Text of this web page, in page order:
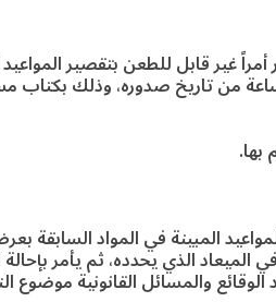
غير قابل للطعن بتقصير
ساعة من تاريخ صدوره، وذلك
المبينة في المواد السابقة
في الميعاد الذي يحدده، ثم يأمر
والمسائل القانونية موضوع